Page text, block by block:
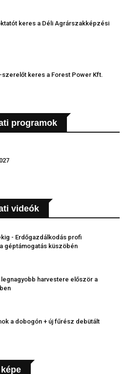
keres a Déli Agrárszakképzési
keres a Forest Power Kft.
programok
videók
- Erdőgazdálkodás profi
géptámogatás küszöbén
harvestere először a
a dobogón + új fűrész debütált